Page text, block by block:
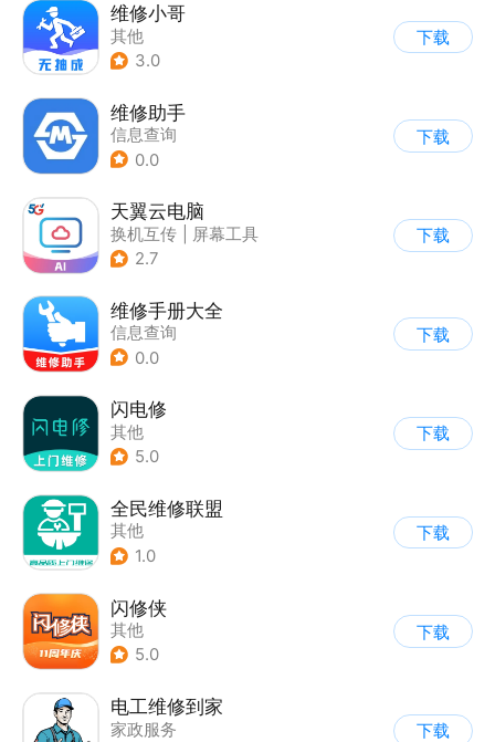
维修小哥
其他
3.0
下载
维修助手
信息查询
0.0
下载
天翼云电脑
换机互传
屏幕工具
2.7
下载
维修手册大全
信息查询
0.0
下载
闪电修
其他
5.0
下载
全民维修联盟
其他
1.0
下载
闪修侠
其他
5.0
下载
电工维修到家
家政服务
下载